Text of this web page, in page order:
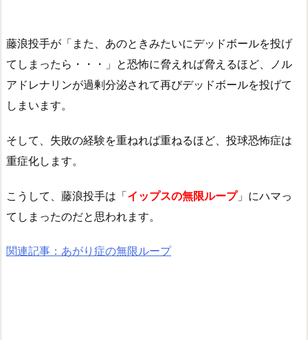
藤浪投手が「 また、あのときみたいにデッドボールを投げ
てしまったら・・・ 」と恐怖に脅えれば脅えるほど、ノル
アドレナリンが過剰分泌されて再びデッドボールを投げて
しまいます。
そして、失敗の経験を重ねれば重ねるほど、投球恐怖症は
重症化します。
こうして、藤浪投手は「イップスの無限ループ」にハマっ
てしまったのだと思われます。
関連記事：あがり症の無限ループ